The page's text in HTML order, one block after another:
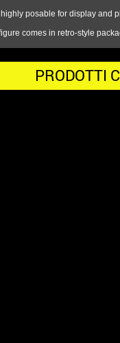
posable for display
comes in retro-style
PRODOTTI